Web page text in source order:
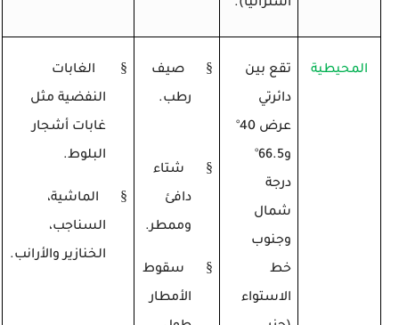
أستراليا).
المحيطية
تقع بين
دائرتي
عرض 40
°
و66.5
°
درجة
شمال
وجنوب
خط
الاستواء
§
صيف
رطب.
§
شتاء
دافئ
وممطر.
§
سقوط
الأمطار
§
الغابات
النفضية مثل
غابات أشجار
البلوط.
§
الماشية،
السناجب،
الخنازير والأرانب.